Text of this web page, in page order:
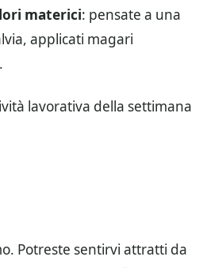
materici: pensate a una
applicati magari
lavorativa della settimana
Potreste sentirvi attratti da